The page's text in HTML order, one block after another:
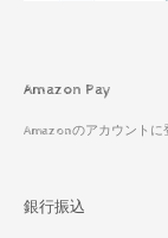
Amazon Pay
Amazonのアカウントに
銀行振込